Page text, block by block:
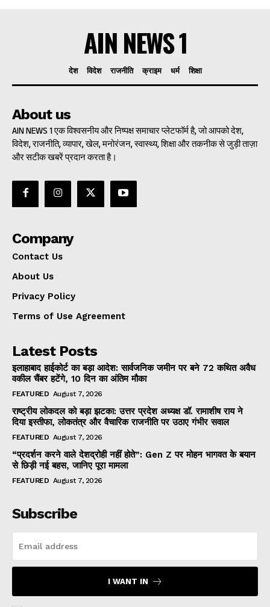
AIN NEWS 1
देश विदेश राजनीति क्राइम धर्म शिक्षा
About us
AIN NEWS 1 एक विश्वसनीय और निष्पक्ष समाचार प्लेटफॉर्म है, जो आपको देश,
विदेश, राजनीति, व्यापार, खेल, मनोरंजन, स्वास्थ्य, शिक्षा और तकनीक से जुड़ी ताज़ा
और सटीक खबरें प्रदान करता है।
Company
Contact Us
About Us
Privacy Policy
Terms of Use Agreement
Latest Posts
इलाहाबाद हाईकोर्ट का बड़ा आदेश: सार्वजनिक जमीन पर बने 72 कथित अवैध
वकील चैंबर हटेंगे, 10 दिन का अंतिम मौका
FEATURED August 7, 2026
राष्ट्रीय लोकदल को बड़ा झटका: उत्तर प्रदेश अध्यक्ष डॉ. रामाशीष राय ने
दिया इस्तीफा, लोकतंत्र और वैचारिक राजनीति पर उठाए गंभीर सवाल
FEATURED August 7, 2026
“प्रदर्शन करने वाले देशद्रोही नहीं होते”: Gen Z पर मोहन भागवत के बयान
से छिड़ी नई बहस, जानिए पूरा मामला
FEATURED August 7, 2026
Subscribe
I WANT IN